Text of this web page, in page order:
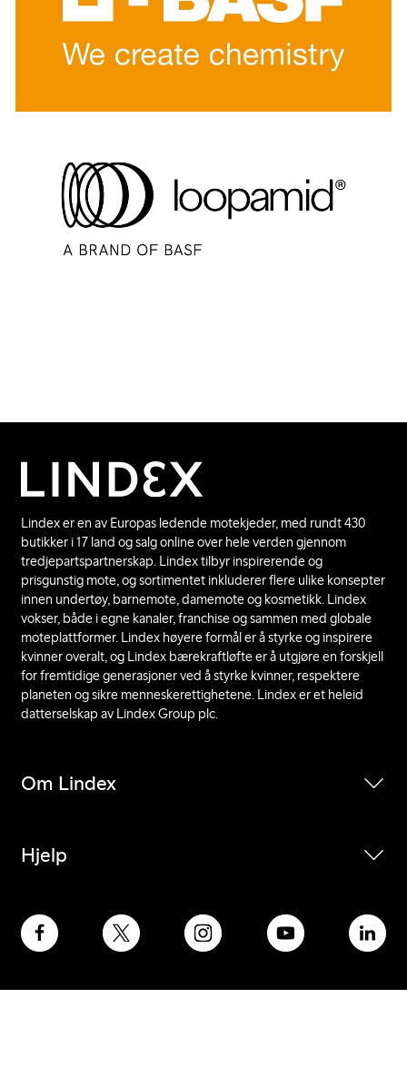
Lindex er en av Europas ledende motekjeder, med rundt 430
butikker i 17 land og salg online over hele verden gjennom
tredjepartspartnerskap. Lindex tilbyr inspirerende og
prisgunstig mote, og sortimentet inkluderer flere ulike konsepter
innen undertøy, barnemote, damemote og kosmetikk. Lindex
vokser, både i egne kanaler, franchise og sammen med globale
moteplattformer. Lindex høyere formål er å styrke og inspirere
kvinner overalt, og Lindex bærekraftløfte er å utgjøre en forskjell
for fremtidige generasjoner ved å styrke kvinner, respektere
planeten og sikre menneskerettighetene. Lindex er et heleid
datterselskap av Lindex Group plc.
Om Lindex
Hjelp